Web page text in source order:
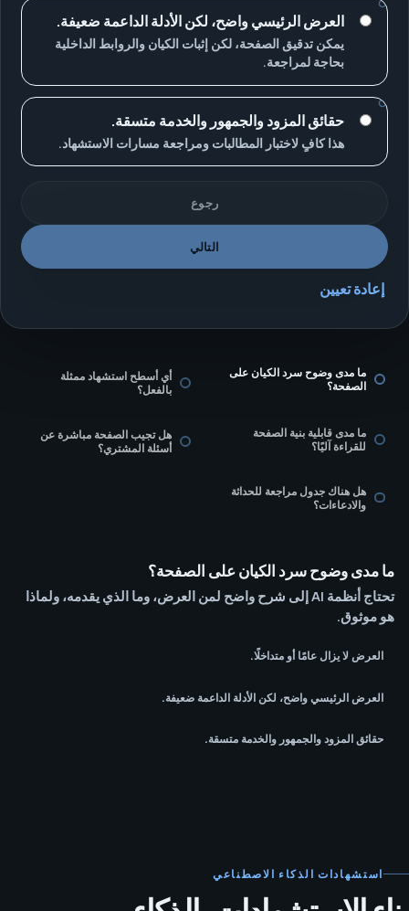
العرض الرئيسي واضح، لكن الأدلة الداعمة ضعيفة.
يمكن تدقيق الصفحة، لكن إثبات الكيان والروابط الداخلية
بحاجة لمراجعة.
حقائق المزود والجمهور والخدمة متسقة.
هذا كافٍ لاختبار المطالبات ومراجعة مسارات الاستشهاد.
رجوع
التالي
إعادة تعيين
ما مدى وضوح سرد الكيان على
الصفحة؟
أي أسطح استشهاد ممثلة
بالفعل؟
ما مدى قابلية بنية الصفحة
للقراءة آليًا؟
هل تجيب الصفحة مباشرة عن
أسئلة المشتري؟
هل هناك جدول مراجعة للحداثة
والادعاءات؟
ما مدى وضوح سرد الكيان على الصفحة؟
تحتاج أنظمة AI إلى شرح واضح لمن العرض، وما الذي يقدمه، ولماذا
هو موثوق.
العرض لا يزال عامًا أو متداخلًا.
العرض الرئيسي واضح، لكن الأدلة الداعمة ضعيفة.
حقائق المزود والجمهور والخدمة متسقة.
استشهادات الذكاء الاصطناعي